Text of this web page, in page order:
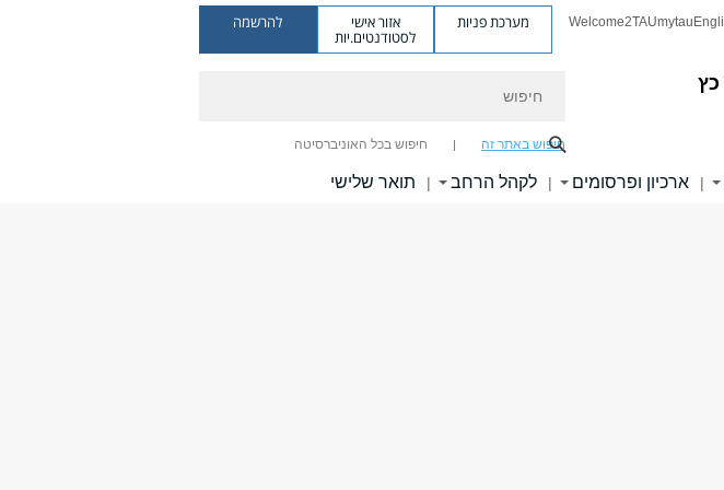
כץ
mytau
Welcome2TAU מערכת פניות אזור אישי
לסטודנטים.יות
להרשמה
חיפוש באתר זה חיפוש בכל האוניברסיטה
| ארכיון ופרסומים | לקהל הרחב | תואר שלישי